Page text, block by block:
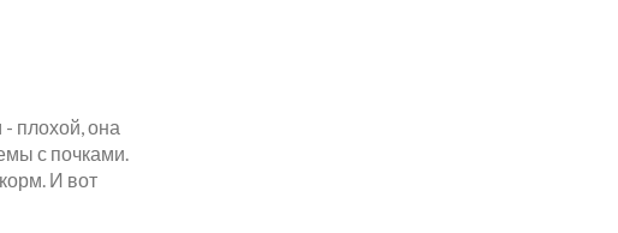
- плохой, она
с почками.
И вот